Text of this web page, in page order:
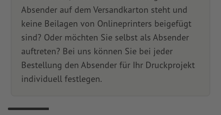
Absender auf dem Versandkarton steht und
keine Beilagen von Onlineprinters beigefügt
sind? Oder möchten Sie selbst als Absender
auftreten? Bei uns können Sie bei jeder
Bestellung den Absender für Ihr Druckprojekt
individuell festlegen.